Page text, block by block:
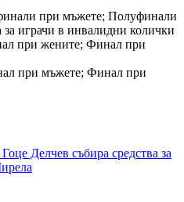
при мъжете; Полуфинали
играчи в инвалидни колички
при жените; Финал при
при мъжете; Финал при